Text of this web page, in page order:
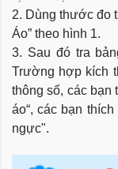
2. Dùng thước đo
Áo” theo hình 1.
3. Sau đó tra
Trường hợp kích
thông số, các bạn
áo“, các bạn
ngực".